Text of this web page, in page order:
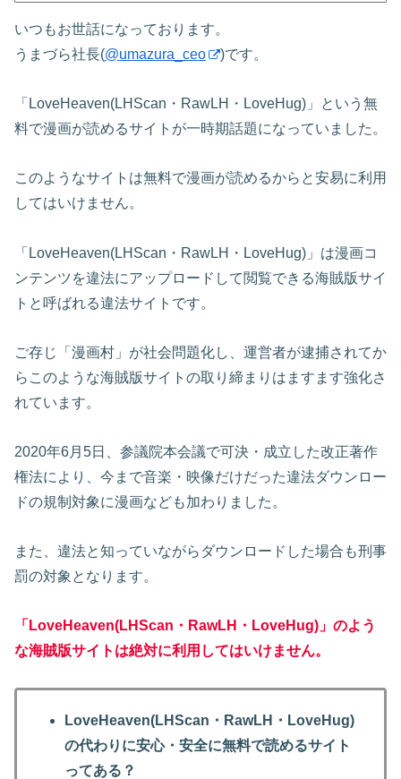
いつもお世話になっております。
うまづら社長(@umazura_ceo )です。
「LoveHeaven(LHScan・RawLH・LoveHug)」という無
料で漫画が読めるサイトが一時期話題になっていました。
このようなサイトは無料で漫画が読めるからと安易に利用
してはいけません。
「LoveHeaven(LHScan・RawLH・LoveHug)」は漫画コ
ンテンツを違法にアップロードして閲覧できる海賊版サイ
トと呼ばれる違法サイトです。
ご存じ「漫画村」が社会問題化し、運営者が逮捕されてか
らこのような海賊版サイトの取り締まりはますます強化さ
れています。
2020年6月5日、参議院本会議で可決・成立した改正著作
権法により、今まで音楽・映像だけだった違法ダウンロー
ドの規制対象に漫画なども加わりました。
また、違法と知っていながらダウンロードした場合も刑事
罰の対象となります。
「LoveHeaven(LHScan・RawLH・LoveHug)」のよう
な海賊版サイトは絶対に利用してはいけません。
LoveHeaven(LHScan・RawLH・LoveHug)
の代わりに安心・安全に無料で読めるサイト
ってある？